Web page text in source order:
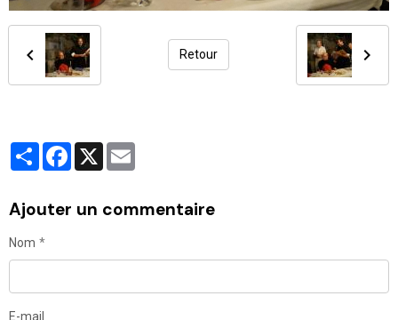
Retour
PartagerFacebook
X
Ajouter un commentaire
Nom
E-mail